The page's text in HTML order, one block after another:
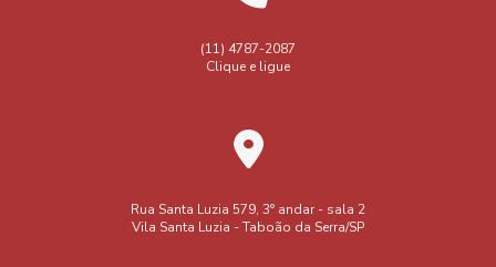
(11) 4787-2087
Clique e ligue
Rua Santa Luzia 579, 3° andar - sala 2
Vila Santa Luzia - Taboão da Serra/SP